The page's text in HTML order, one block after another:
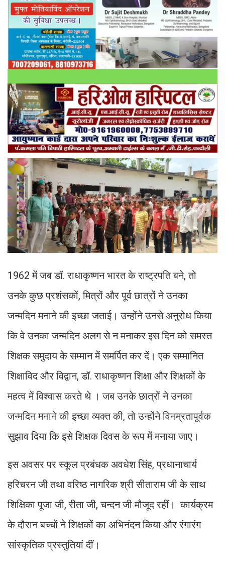
1962 में जब डॉ. राधाकृष्णन भारत के राष्ट्रपति बने, तो
उनके कुछ प्रशंसकों, मित्रों और पूर्व छात्रों ने उनका
जन्मदिन मनाने की इच्छा जताई। उन्होंने उनसे अनुरोध किया
कि वे उनका जन्मदिन अलग से न मनाकर इस दिन को समस्त
शिक्षक समुदाय के सम्मान में समर्पित कर दें। एक सम्मानित
शिक्षाविद और विद्वान, डॉ. राधाकृष्णन शिक्षा और शिक्षकों के
महत्व में विश्वास करते थे । जब उनके छात्रों ने उनका
जन्मदिन मनाने की इच्छा व्यक्त की, तो उन्होंने विनम्रतापूर्वक
सुझाव दिया कि इसे शिक्षक दिवस के रूप में मनाया जाए।
इस अवसर पर स्कूल प्रबंधक अवधेश सिंह, प्रधानाचार्य
हरिचरन जी तथा वरिष्ठ नागरिक श्री सीताराम जी के साथ
शिक्षिका पूजा जी, रीता जी, चन्दन जी मौजूद रहीं। कार्यक्रम
के दौरान बच्चों ने शिक्षकों का अभिनंदन किया और रंगारंग
सांस्कृतिक प्रस्तुतियां दीं।